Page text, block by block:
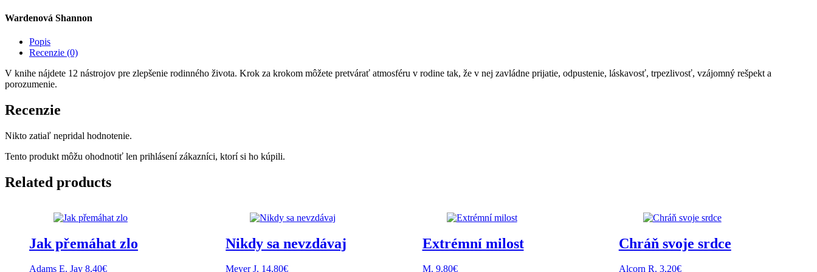
Wardenová Shannon
Popis
Recenzie (0)
V knihe nájdete 12 nástrojov pre zlepšenie rodinného života. Krok za krokom môžete pretvárať atmosféru v rodine tak, že v nej zavládne prijatie, odpustenie, láskavosť, trpezlivosť, vzájomný rešpekt a
porozumenie.
Recenzie
Nikto zatiaľ nepridal hodnotenie.
Tento produkt môžu ohodnotiť len prihlásení zákazníci, ktorí si ho kúpili.
Related products
Jak přemáhat zlo
Adams E. Jay 8,40€
Nikdy sa nevzdávaj
Meyer J. 14,80€
Extrémní milost
M. 9,80€
Chráň svoje srdce
Alcorn R. 3,20€